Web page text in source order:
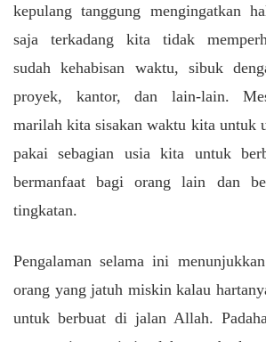
kepulang tanggung mengingatkan
saja terkadang kita tidak
sudah kehabisan waktu, sibuk
proyek, kantor, dan lain-lain.
marilah kita sisakan waktu kita untuk
pakai sebagian usia kita untuk
bermanfaat bagi orang lain dan
tingkatan.
Pengalaman selama ini
orang yang jatuh miskin kalau
untuk berbuat di jalan Allah.